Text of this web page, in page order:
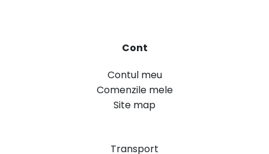
Cont
Contul meu
Comenzile mele
Site map
Transport